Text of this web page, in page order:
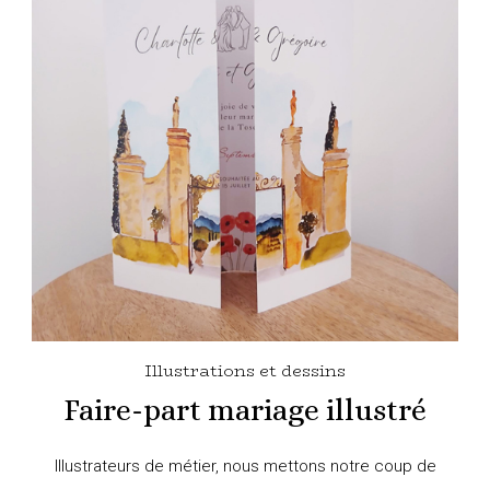
Illustrations et dessins
Faire-part mariage illustré
Illustrateurs de métier, nous mettons notre coup de